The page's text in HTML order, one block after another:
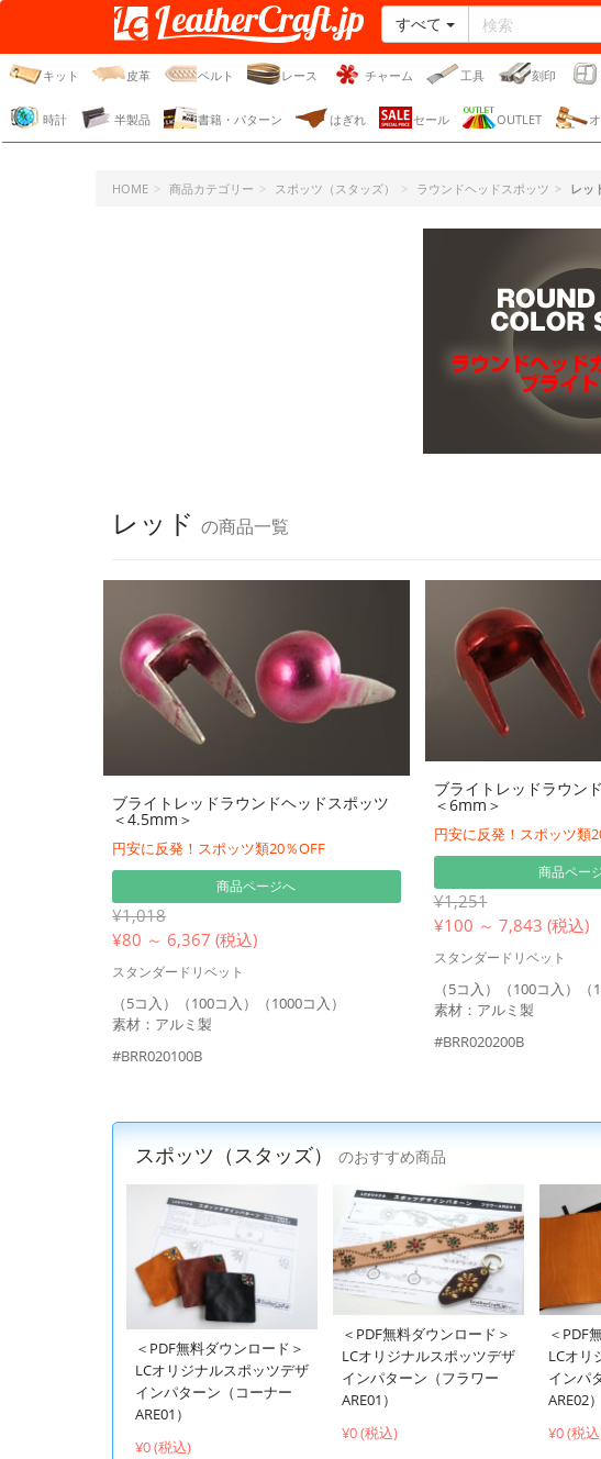
レザークラフト・ドット・
ジェーピー
すべて
キット 皮革 ベルト レース チャーム 工具 刻印
時計 半製品 書籍・パターン はぎれ セール OUTLET
HOME 商品カテゴリー スポッツ（スタッズ） ラウンドヘッドスポッツ レッ
レッド の商品一覧
ブライトレッドラウンドヘッドスポッツ
＜4.5mm＞
円安に反発！スポッツ類20％OFF
商品ページへ
¥1,018
¥80 ～ 6,367 (税込)
スタンダードリベット
（5コ入）（100コ入）（1000コ入）
素材：アルミ製
#BRR020100B
ブライトレッドラウン
＜6mm＞
円安に反発！スポッツ類
商品ペー
¥1,251
¥100 ～ 7,843 (税込)
スタンダードリベット
（5コ入）（100コ入）（
素材：アルミ製
#BRR020200B
スポッツ（スタッズ） のおすすめ商品
＜PDF無料ダウンロード＞
LCオリジナルスポッツデザ
インパターン（コーナー
ARE01）
¥0 (税込)
＜PDF無料ダウンロード＞
LCオリジナルスポッツデザ
インパターン（フラワー
ARE01）
¥0 (税込)
＜PDF
LCオリ
インパ
ARE02）
¥0 (税